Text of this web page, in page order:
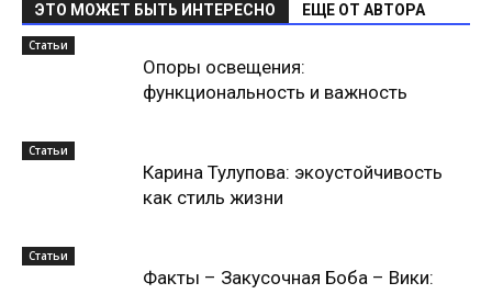
ЭТО МОЖЕТ БЫТЬ ИНТЕРЕСНО ЕЩЕ ОТ АВТОРА
Статьи
Опоры освещения:
функциональность и важность
Статьи
Карина Тулупова: экоустойчивость
как стиль жизни
Статьи
Факты – Закусочная Боба – Вики: